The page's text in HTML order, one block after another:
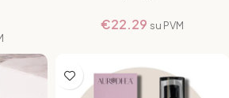
€22.29 su PVM